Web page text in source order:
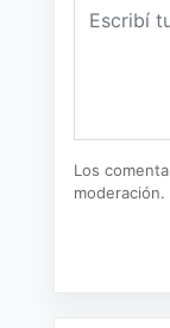
Los
moderación.